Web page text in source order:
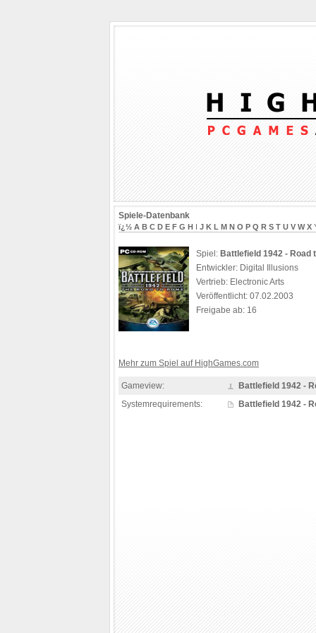
Spiele-Datenbank
ï¿½ A B C D E F G H I J K L M N O P Q R S T U V W X
Spiel: Battlefield 1942 - Road
Entwickler: Digital Illusions
Vertrieb: Electronic Arts
Veröffentlicht: 07.02.2003
Freigabe ab: 16
Mehr zum Spiel auf HighGames.com
Gameview:
Battlefield 1942 -
Systemrequirements:
Battlefield 1942 -